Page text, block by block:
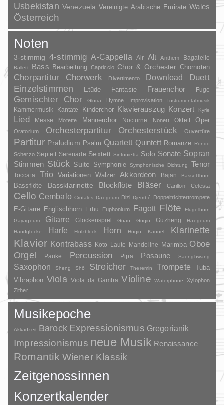
Usbekistan Venezuela Vereinigte Arabische Emirate Wales
Österreich
Noten
3-stimmig 4-stimmig A-Cappella Air Alt Anthem Bagatelle
Ballett Bass Bearbeitung Capriccio Chor & Orchester Chornoten
Chorpartitur Chorwerk Divertimento Download
Duett
Einzelstimmen
Etüde Fantasie Frauenchor Fuge
Gemischter Chor Gloria Hymne Improvisation Instrumentalmusik
Kammermusik Kantate Kinderchor Klavierauszug Konzert Kyrie
Lied Messe Motette Männerchor Nocturne Nonett Oktett Oper
Oratorium Orchesterpartitur Orchesterstück Ouvertüre
Partitur Präludium Psalm Quartett Quintett Romanze Rondo
Scherzo Septett Serenade Sextett Sinfonietta Solo Sonate Sopran
Stimmen Stück Suite Symphonie Symphonische Dichtung Tenor
Toccata Trio Variationen Walzer Akkordeon Bajan Bassetthorn
Bassflöte Bassklarinette Blockflöte Bläser Carillon Celesta
Cello Cembalo Crotales Daegeum Dizi Djembé Doppeltrichtertrompete
E-Gitarre Englischhorn Erhu Euphonium Fagott Flöte
Flügelhorn
Gayageum
Gitarre Glockenspiel Guan Guqin Guzheng
Haegeum
Handglocke
Harfe Holzblock Horn Huqin Kannel Klarinette
Klavier Kontrabass Koto Laute Mandoline Marimba Oboe
Orgel Pauke Percussion Pipa Posaune Saenghwang
Saxophon Sheng Shō Streicher Theremin Trompete
Tuba
Vibraphon Viola Viola da Gamba Violine Waterphone
Xylophon
Zither
Musikepoche
Akkadzeit Barock Expressionismus Gregorianik
Impressionismus neue Musik Renaissance
Romantik Wiener Klassik
Zeitgenossinnen
Konzertkalender